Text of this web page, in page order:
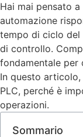
Hai mai pensato
automazione
tempo di ciclo del
di controllo.
fondamentale per
In questo
PLC, perché è
operazioni.
Sommario